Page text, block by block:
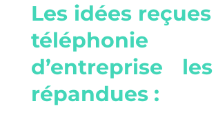
Les idées
téléphonie
d’entreprise
répandues :